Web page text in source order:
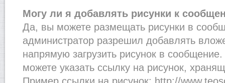
Могу ли я добавлять рисунки к
Да, вы можете размещать рисунки в
администратор разрешил добавлять
напрямую загрузить рисунок в
можете указать ссылку на рисунок,